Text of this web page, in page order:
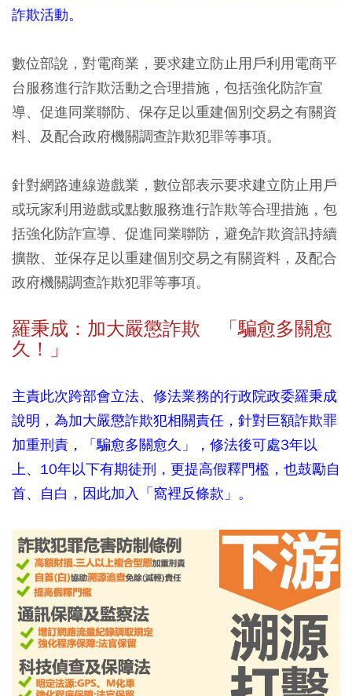
詐欺活動。
數位部說，對電商業，要求建立防止用戶利用電商平
台服務進行詐欺活動之合理措施，包括強化防詐宣
導、促進同業聯防、保存足以重建個別交易之有關資
料、及配合政府機關調查詐欺犯罪等事項。
針對網路連線遊戲業，數位部表示要求建立防止用戶
或玩家利用遊戲或點數服務進行詐欺等合理措施，包
括強化防詐宣導、促進同業聯防，避免詐欺資訊持續
擴散、並保存足以重建個別交易之有關資料，及配合
政府機關調查詐欺犯罪等事項。
羅秉成：加大嚴懲詐欺 「騙愈多關愈
久！」
主責此次跨部會立法、修法業務的行政院政委羅秉成
說明，為加大嚴懲詐欺犯相關責任，針對巨額詐欺罪
加重刑責，「騙愈多關愈久」，修法後可處3年以
上、10年以下有期徒刑，更提高假釋門檻，也鼓勵自
首、自白，因此加入「窩裡反條款」。